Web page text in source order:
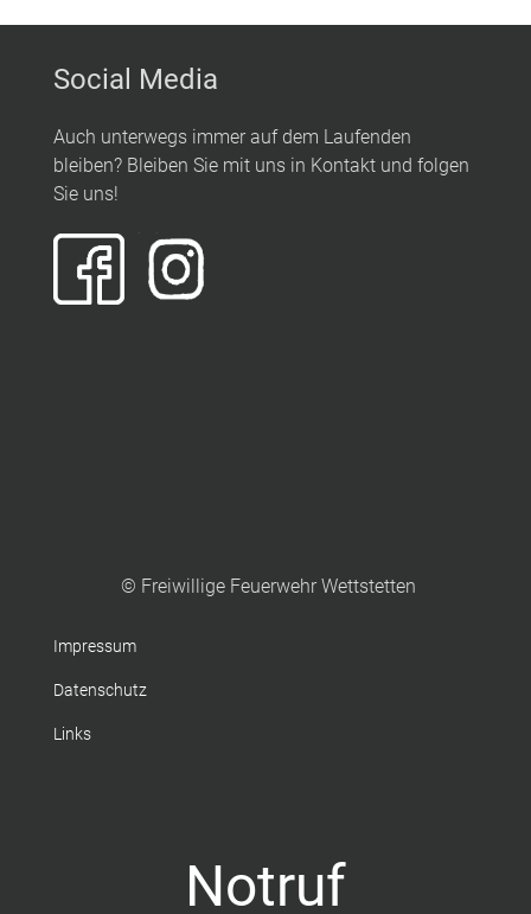
Social Media
Auch unterwegs immer auf dem Laufenden
bleiben? Bleiben Sie mit uns in Kontakt und folgen
Sie uns!
© Freiwillige Feuerwehr Wettstetten
Impressum
Datenschutz
Links
Notruf